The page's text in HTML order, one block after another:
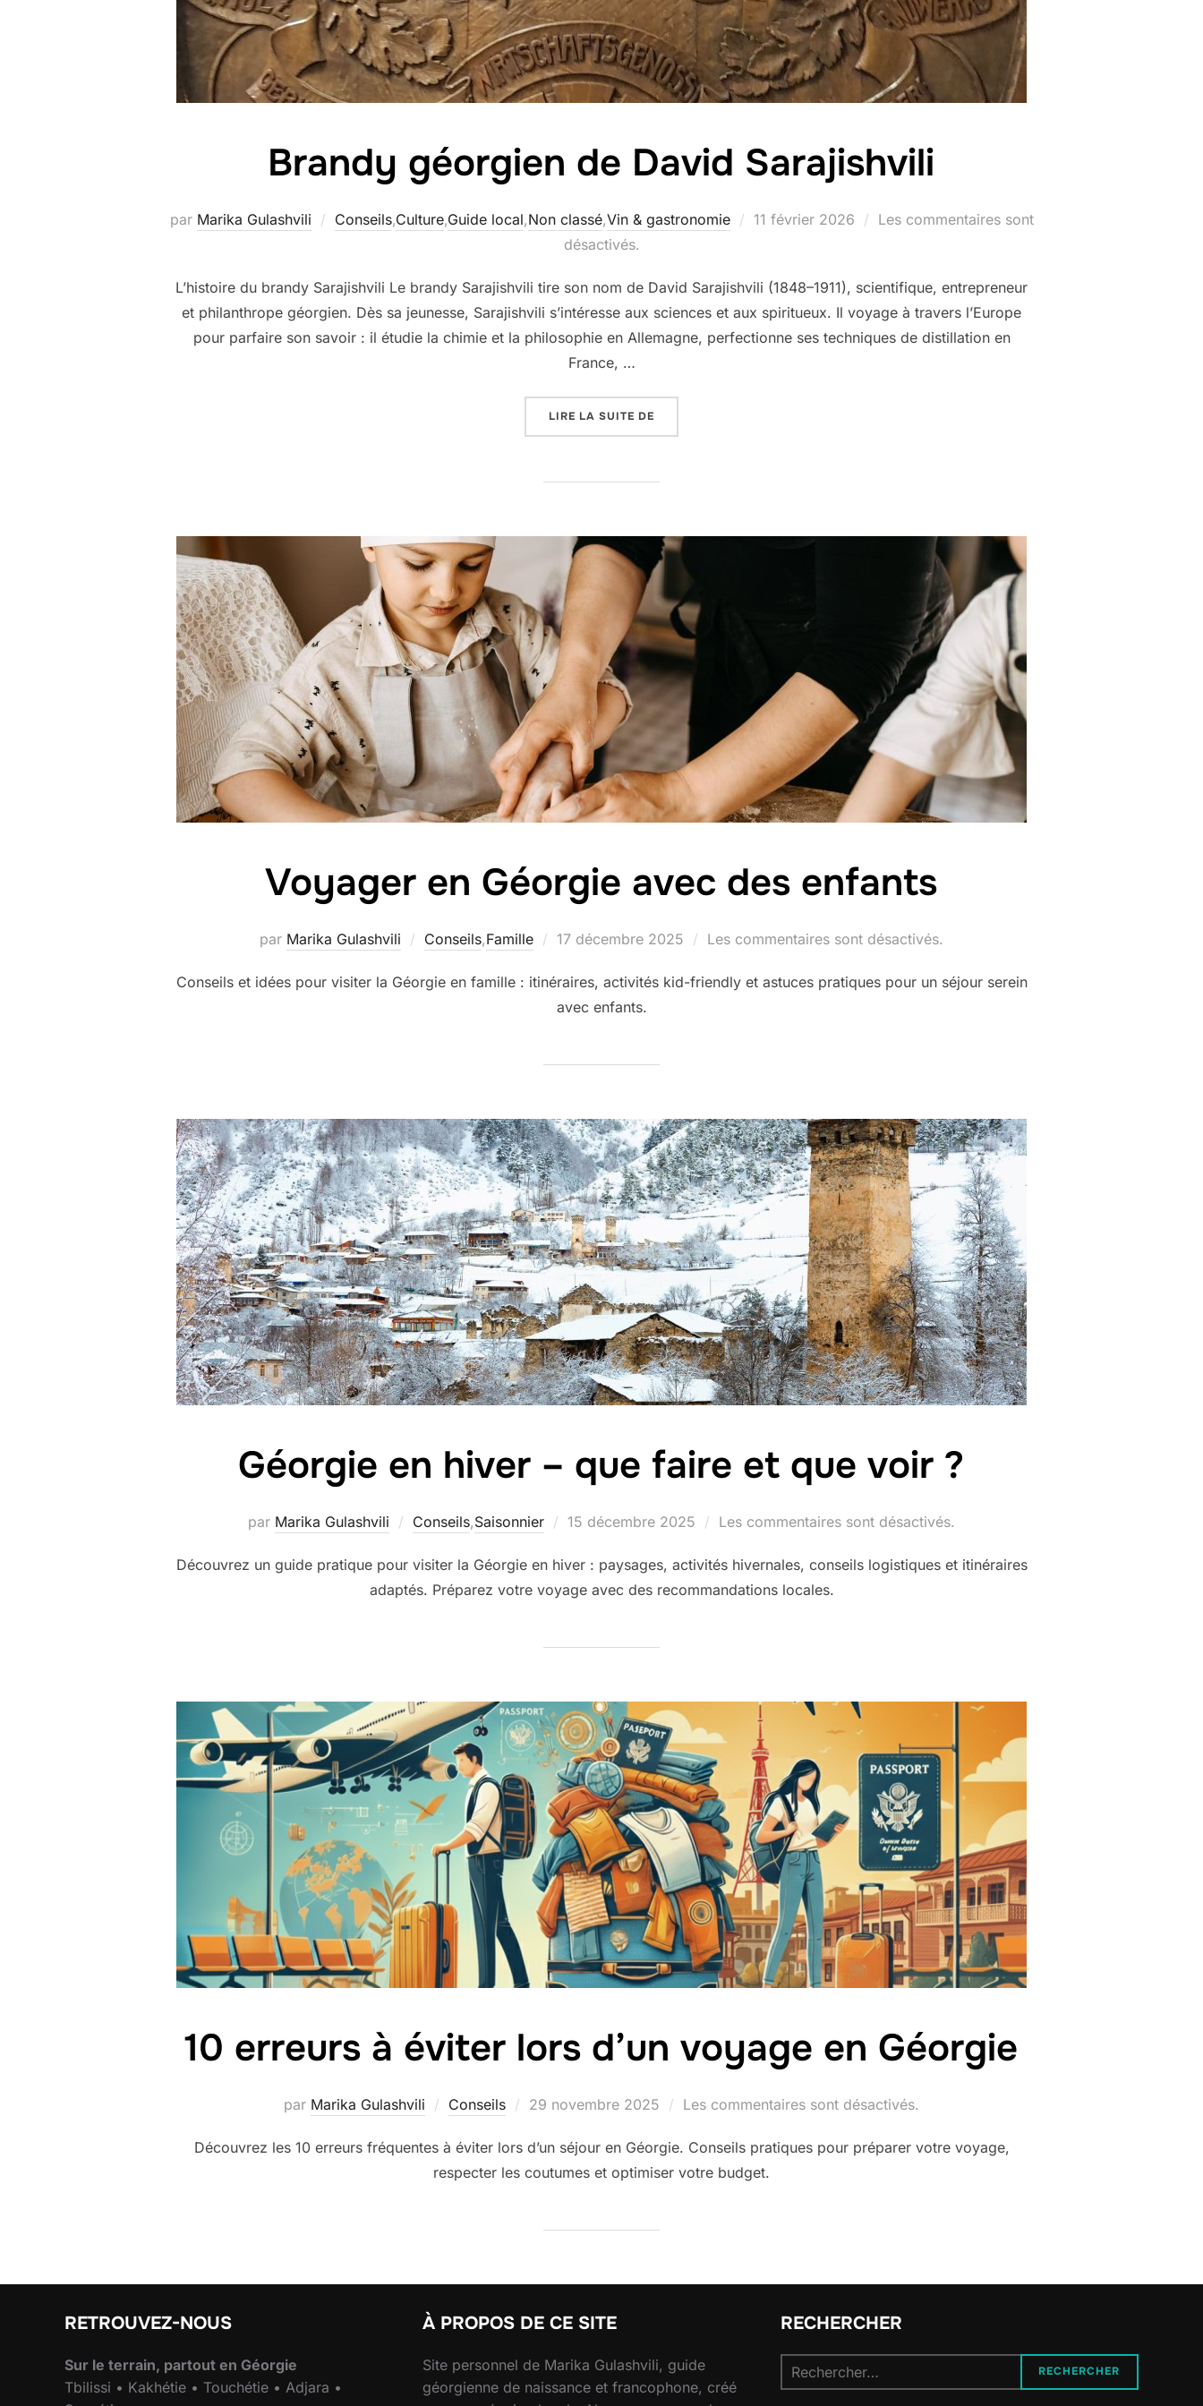
Brandy géorgien de David Sarajishvili
par Marika Gulashvili Conseils,Culture,Guide local,Non classé,Vin & gastronomie
Publié
11 février 2026
Les commentaires sont
désactivés.
L’histoire du brandy Sarajishvili Le brandy Sarajishvili tire son nom de David Sarajishvili (1848–1911), scientifique, entrepreneur
et philanthrope géorgien. Dès sa jeunesse, Sarajishvili s’intéresse aux sciences et aux spiritueux. Il voyage à travers l’Europe
pour parfaire son savoir : il étudie la chimie et la philosophie en Allemagne, perfectionne ses techniques de distillation en
France, …
LIRE LA SUITE DE
Voyager en Géorgie avec des enfants
par Marika Gulashvili Conseils,Famille
Publié
17 décembre 2025 Les commentaires sont désactivés.
Conseils et idées pour visiter la Géorgie en famille : itinéraires, activités kid-friendly et astuces pratiques pour un séjour serein
avec enfants.
Géorgie en hiver – que faire et que voir ?
par Marika Gulashvili Conseils,Saisonnier
Publié
15 décembre 2025 Les commentaires sont désactivés.
Découvrez un guide pratique pour visiter la Géorgie en hiver : paysages, activités hivernales, conseils logistiques et itinéraires
adaptés. Préparez votre voyage avec des recommandations locales.
10 erreurs à éviter lors d’un voyage en Géorgie
par Marika Gulashvili Conseils
Publié
29 novembre 2025 Les commentaires sont désactivés.
Découvrez les 10 erreurs fréquentes à éviter lors d’un séjour en Géorgie. Conseils pratiques pour préparer votre voyage,
respecter les coutumes et optimiser votre budget.
RETROUVEZ-NOUS
Sur le terrain, partout en Géorgie
Tbilissi • Kakhétie • Touchétie • Adjara •
À PROPOS DE CE SITE
Site personnel de Marika Gulashvili, guide
géorgienne de naissance et francophone, créé
RECHERCHER
Recherche
pour :
RECHERCHER